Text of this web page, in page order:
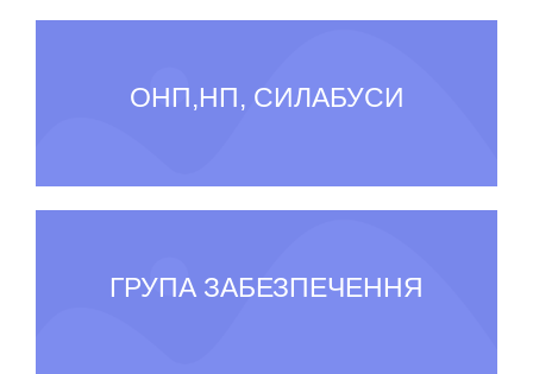
ОНП,НП, СИЛАБУСИ
ГРУПА ЗАБЕЗПЕЧЕННЯ